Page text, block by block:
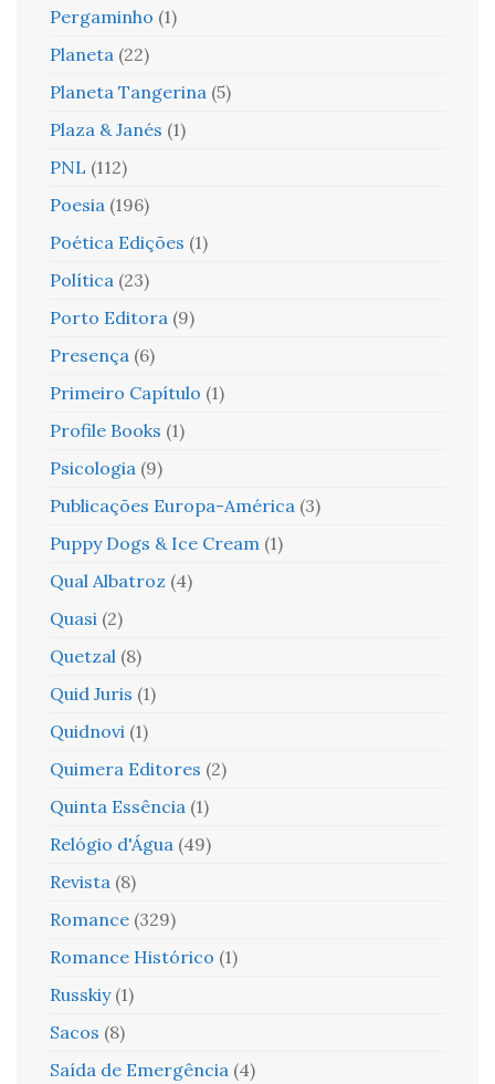
Pergaminho (1)
Planeta (22)
Planeta Tangerina (5)
Plaza & Janés (1)
PNL (112)
Poesia (196)
Poética Edições (1)
Política (23)
Porto Editora (9)
Presença (6)
Primeiro Capítulo (1)
Profile Books (1)
Psicologia (9)
Publicações Europa-América (3)
Puppy Dogs & Ice Cream (1)
Qual Albatroz (4)
Quasi (2)
Quetzal (8)
Quid Juris (1)
Quidnovi (1)
Quimera Editores (2)
Quinta Essência (1)
Relógio d'Água (49)
Revista (8)
Romance (329)
Romance Histórico (1)
Russkiy (1)
Sacos (8)
Saída de Emergência (4)